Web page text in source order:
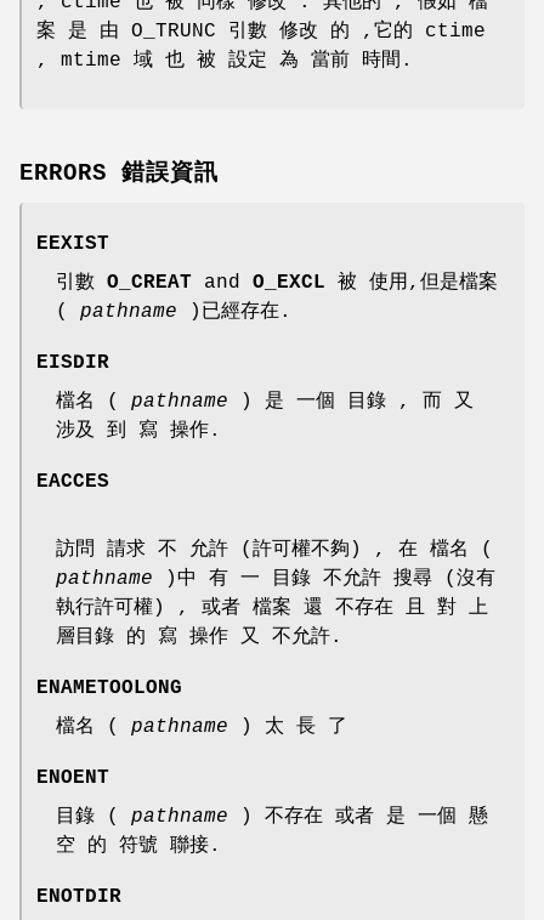
案 是 由 O_TRUNC 引數 修改 的 ,它的 ctime
, mtime 域 也 被 設定 為 當前 時間.
ERRORS 錯誤資訊
EEXIST
引數 O_CREAT and O_EXCL 被 使用,但是檔案
( pathname )已經存在.
EISDIR
檔名 ( pathname ) 是 一個 目錄 , 而 又
涉及 到 寫 操作.
EACCES
訪問 請求 不 允許 (許可權不夠) , 在 檔名 (
pathname )中 有 一 目錄 不允許 搜尋 (沒有
執行許可權) , 或者 檔案 還 不存在 且 對 上
層目錄 的 寫 操作 又 不允許.
ENAMETOOLONG
檔名 ( pathname ) 太 長 了
ENOENT
目錄 ( pathname ) 不存在 或者 是 一個 懸
空 的 符號 聯接.
ENOTDIR